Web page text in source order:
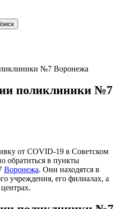
№7 Воронежа
поликлиники №7
от COVID-19 в Советском
обратиться в пункты
Воронежа. Они находятся в
учреждения, его филиалах, а